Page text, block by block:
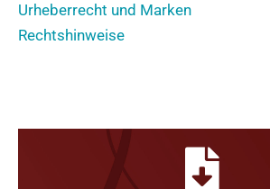
Urheberrecht und Marken
Rechtshinweise